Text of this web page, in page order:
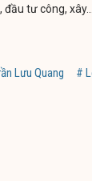
tư công, xây...
Lưu Quang #